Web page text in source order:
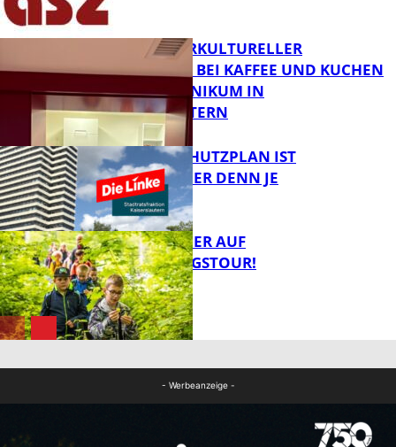
FB News
FB News
FB Gesundheit
NEUER INTERKULTURELLER
TREFFPUNKT BEI KAFFEE UND KUCHEN
IM PFALZKLINIKUM IN
KAISERSLAUTERN
FB News
EIN HITZESCHUTZPLAN IST
NOTWENDIGER DENN JE
MIT DEM JÄGER AUF
ENTDECKUNGSTOUR!
- Werbeanzeige -